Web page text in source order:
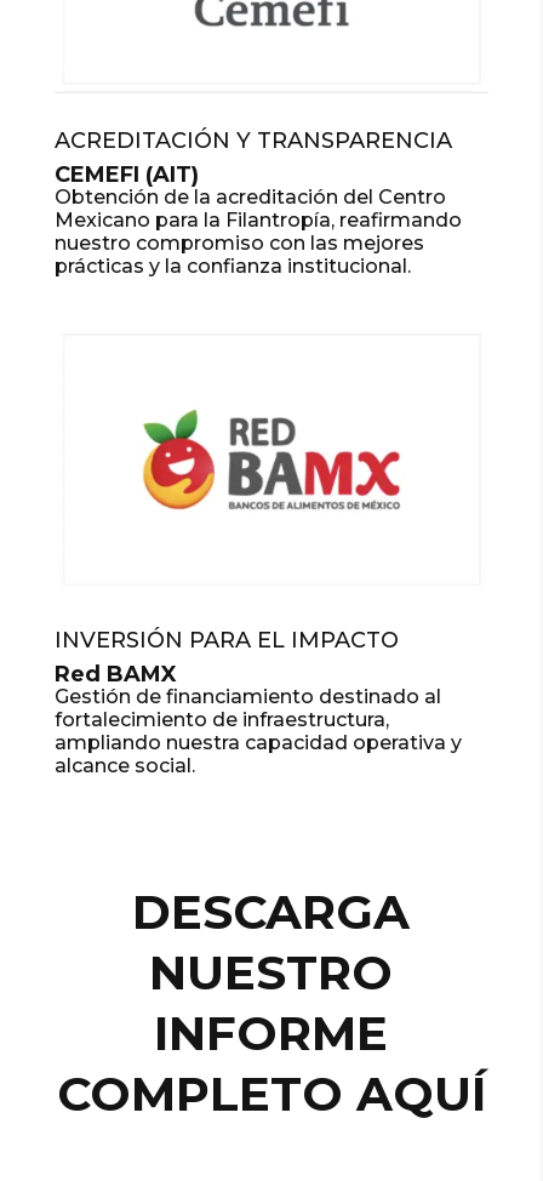
ACREDITACIÓN Y TRANSPARENCIA
CEMEFI (AIT)
Obtención de la acreditación del Centro
Mexicano para la Filantropía, reafirmando
nuestro compromiso con las mejores
prácticas y la confianza institucional.
INVERSIÓN PARA EL IMPACTO
Red BAMX
Gestión de financiamiento destinado al
fortalecimiento de infraestructura,
ampliando nuestra capacidad operativa y
alcance social.
DESCARGA
NUESTRO
INFORME
COMPLETO AQUÍ